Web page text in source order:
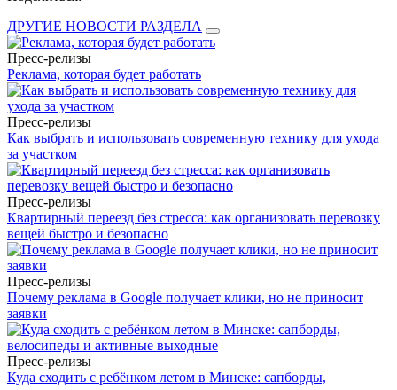
ДРУГИЕ НОВОСТИ РАЗДЕЛА
Пресс-релизы
Реклама, которая будет работать
Пресс-релизы
Как выбрать и использовать современную технику для ухода
за участком
Пресс-релизы
Квартирный переезд без стресса: как организовать перевозку
вещей быстро и безопасно
Пресс-релизы
Почему реклама в Google получает клики, но не приносит
заявки
Пресс-релизы
Куда сходить с ребёнком летом в Минске: сапборды,